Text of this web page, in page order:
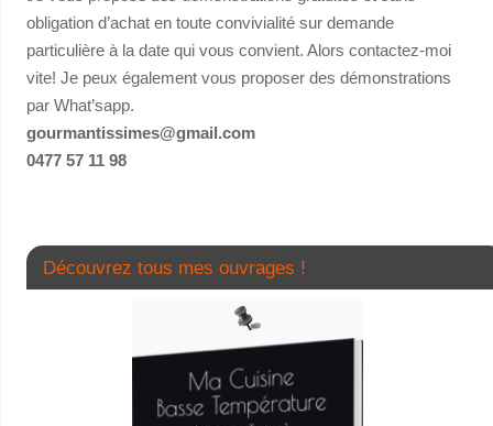
obligation d’achat en toute convivialité sur demande
particulière à la date qui vous convient. Alors contactez-moi
vite! Je peux également vous proposer des démonstrations
par What’sapp.
gourmantissimes@gmail.com
0477 57 11 98
Découvrez tous mes ouvrages !